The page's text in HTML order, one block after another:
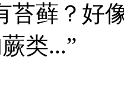
苔藓？好
类...”